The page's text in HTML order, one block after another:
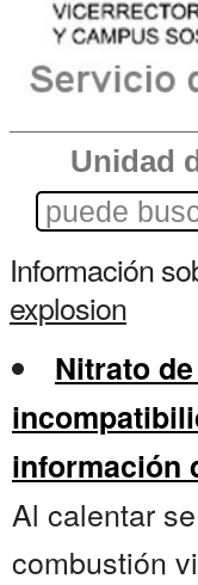
Unidad
Información
explosion
Nitrato
información
Al calentar
combustión